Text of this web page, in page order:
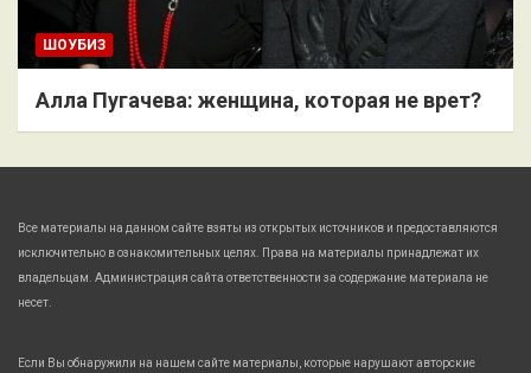
ШОУБИЗ
Алла Пугачева: женщина, которая не врет?
Все материалы на данном сайте взяты из открытых источников и предоставляются
исключительно в ознакомительных целях. Права на материалы принадлежат их
владельцам. Администрация сайта ответственности за содержание материала не
несет.
Если Вы обнаружили на нашем сайте материалы, которые нарушают авторские